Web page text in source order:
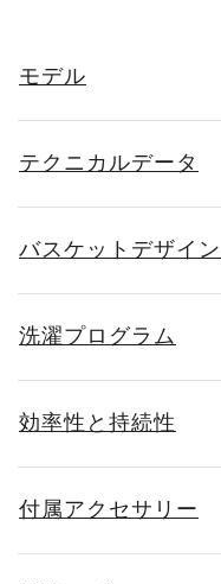
モデル
テクニカルデータ
バスケットデザイン
洗濯プログラム
効率性と持続性
付属アクセサリー